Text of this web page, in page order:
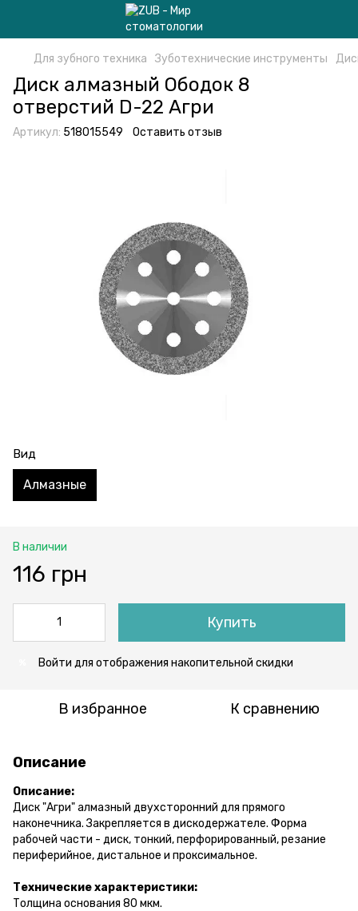
Для зубного техника Зуботехнические инструменты
Диск алмазный Ободок 8
отверстий D-22 Агри
Артикул: 518015549 Оставить отзыв
Вид
Алмазные
В наличии
116 грн
Купить
Войти для отображения накопительной скидки
В избранное К сравнению
Описание
Описание:
Диск "Агри" алмазный двухсторонний для прямого
наконечника. Закрепляется в дискодержателе. Форма
рабочей части - диск, тонкий, перфорированный, резание
периферийное, дистальное и проксимальное.
Технические характеристики:
Толщина основания 80 мкм.